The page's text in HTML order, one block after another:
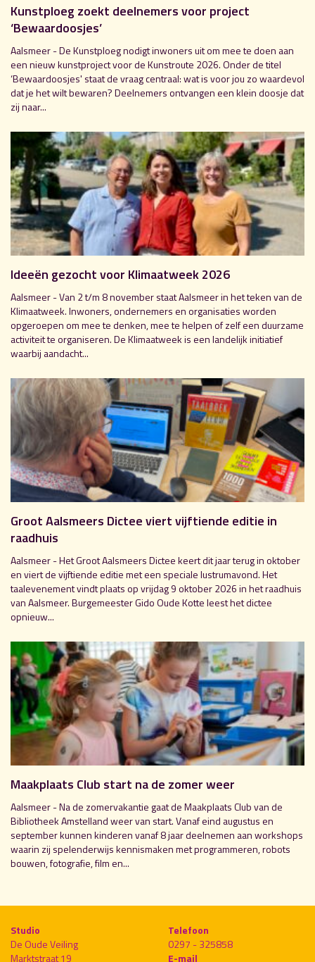
Kunstploeg zoekt deelnemers voor project
‘Bewaardoosjes’
Aalsmeer - De Kunstploeg nodigt inwoners uit om mee te doen aan
een nieuw kunstproject voor de Kunstroute 2026. Onder de titel
‘Bewaardoosjes' staat de vraag centraal: wat is voor jou zo waardevol
dat je het wilt bewaren? Deelnemers ontvangen een klein doosje dat
zij naar...
Ideeën gezocht voor Klimaatweek 2026
Aalsmeer - Van 2 t/m 8 november staat Aalsmeer in het teken van de
Klimaatweek. Inwoners, ondernemers en organisaties worden
opgeroepen om mee te denken, mee te helpen of zelf een duurzame
activiteit te organiseren. De Klimaatweek is een landelijk initiatief
waarbij aandacht...
Groot Aalsmeers Dictee viert vijftiende editie in
raadhuis
Aalsmeer - Het Groot Aalsmeers Dictee keert dit jaar terug in oktober
en viert de vijftiende editie met een speciale lustrumavond. Het
taalevenement vindt plaats op vrijdag 9 oktober 2026 in het raadhuis
van Aalsmeer. Burgemeester Gido Oude Kotte leest het dictee
opnieuw...
Maakplaats Club start na de zomer weer
Aalsmeer - Na de zomervakantie gaat de Maakplaats Club van de
Bibliotheek Amstelland weer van start. Vanaf eind augustus en
september kunnen kinderen vanaf 8 jaar deelnemen aan workshops
waarin zij spelenderwijs kennismaken met programmeren, robots
bouwen, fotografie, film en...
Studio
De Oude Veiling
Marktstraat 19
Telefoon
0297 - 325858
E-mail